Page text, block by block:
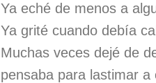
Ya eché de menos a
Ya grité cuando debía
Muchas veces dejé de
pensaba para lastimar a